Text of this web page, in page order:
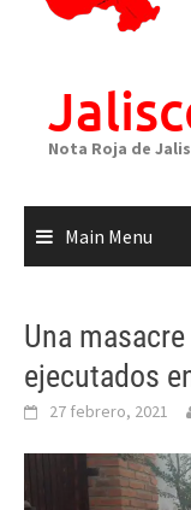
Nota Roja de
Main Menu
Una
ejecutados
27 febrero, 2021